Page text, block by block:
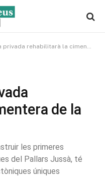
rehabilitarà la cimentera de la Pobla de Segur
de la
les primeres
del Pallars Jussà, té
úniques